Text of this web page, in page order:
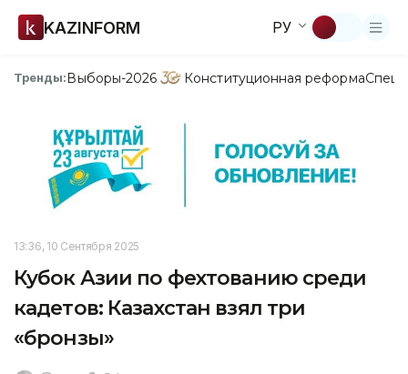
KAZINFORM РУ
Тренды:Выборы-2026 Конституционная реформа
13:36, 10 Сентября 2025
Кубок Азии по фехтованию среди
кадетов: Казахстан взял три
«бронзы»